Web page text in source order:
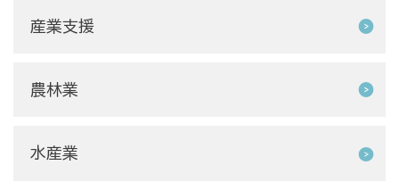
産業支援
農林業
水産業